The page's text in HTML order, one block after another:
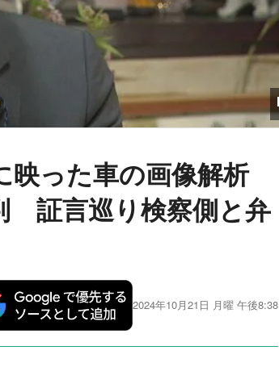
映った車の画像解析
証言巡り検察側と弁
2024年10月21日 月曜 午後8:38